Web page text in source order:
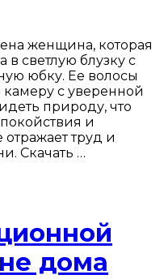
женщина, которая
в светлую блузку с
юбку. Ее волосы
с уверенной
природу, что
и
труд и
Скачать …
дома